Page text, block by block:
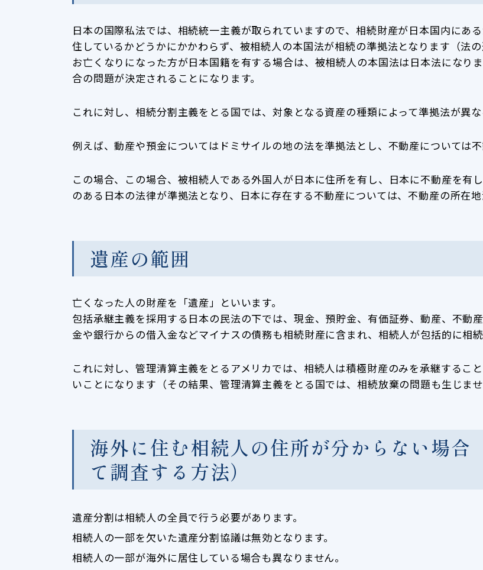
日本の国際私法では、相続統一主義が取られていますので、相続財産が日本国内にあ
住しているかどうかにかかわらず、被相続人の本国法が相続の準拠法となります（法の
お亡くなりになった方が日本国籍を有する場合は、被相続人の本国法は日本法になり
合の問題が決定されることになります。
これに対し、相続分割主義をとる国では、対象となる資産の種類によって準拠法が異な
例えば、動産や預金についてはドミサイルの地の法を準拠法とし、不動産については
この場合、この場合、被相続人である外国人が日本に住所を有し、日本に不動産を有
のある日本の法律が準拠法となり、日本に存在する不動産については、不動産の所在
遺産の範囲
亡くなった人の財産を「遺産」といいます。
包括承継主義を採用する日本の民法の下では、現金、預貯金、有価証券、動産、不動
金や銀行からの借入金などマイナスの債務も相続財産に含まれ、相続人が包括的に相続
これに対し、管理清算主義をとるアメリカでは、相続人は積極財産のみを承継するこ
いことになります（その結果、管理清算主義をとる国では、相続放棄の問題も生じませ
海外に住む相続人の住所が分からない場合
て調査する方法）
遺産分割は相続人の全員で行う必要があります。
相続人の一部を欠いた遺産分割協議は無効となります。
相続人の一部が海外に居住している場合も異なりません。